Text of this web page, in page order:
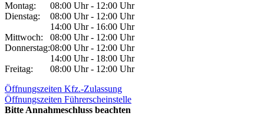
Montag:
08:00 Uhr - 12:00 Uhr
Dienstag:
08:00 Uhr - 12:00 Uhr
14:00 Uhr - 16:00 Uhr
Mittwoch:
08:00 Uhr - 12:00 Uhr
Donnerstag:08:00 Uhr - 12:00 Uhr
14:00 Uhr - 18:00 Uhr
Freitag:
08:00 Uhr - 12:00 Uhr
Öffnungszeiten Kfz.-Zulassung
Öffnungszeiten Führerscheinstelle
Bitte Annahmeschluss beachten